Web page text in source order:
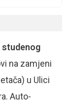
studenog
na zamjeni
u Ulici
Auto-